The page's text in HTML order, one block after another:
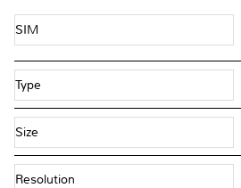
SIM
Type
Size
Resolution